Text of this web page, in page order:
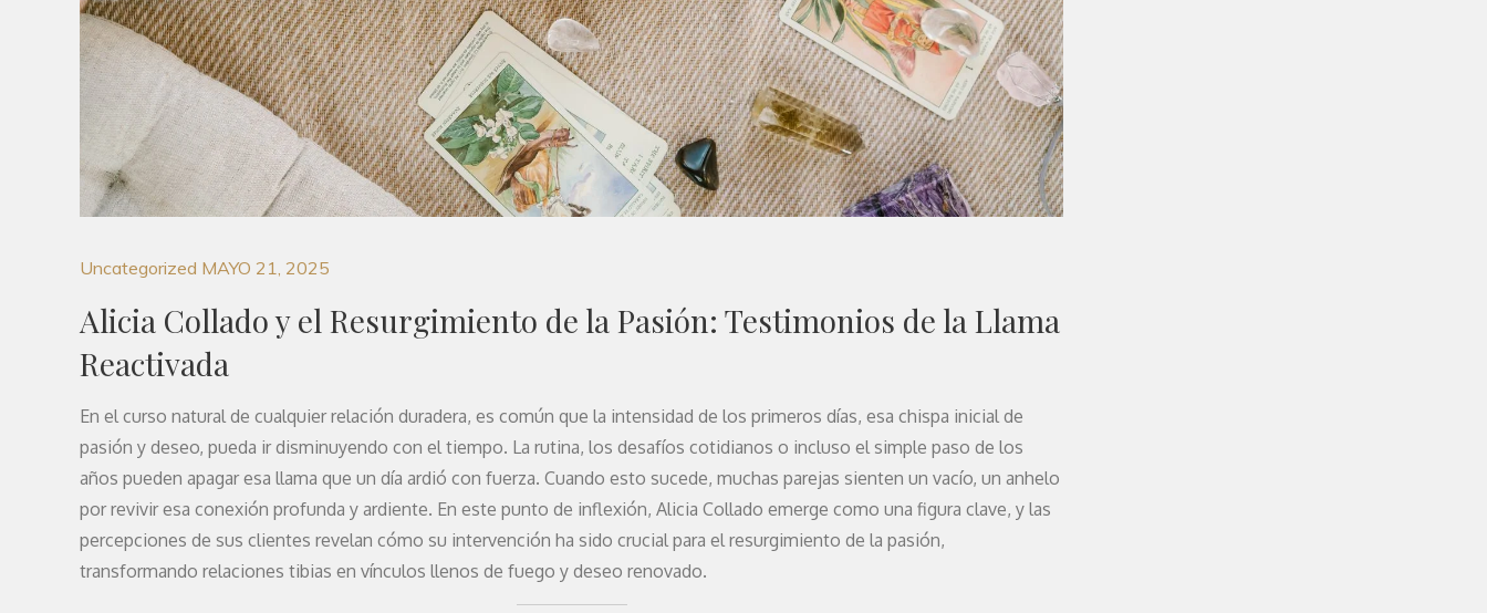
Uncategorized MAYO 21, 2025
Alicia Collado y el Resurgimiento de la Pasión: Testimonios de la Llama
Reactivada
En el curso natural de cualquier relación duradera, es común que la intensidad de los primeros días, esa chispa inicial de
pasión y deseo, pueda ir disminuyendo con el tiempo. La rutina, los desafíos cotidianos o incluso el simple paso de los
años pueden apagar esa llama que un día ardió con fuerza. Cuando esto sucede, muchas parejas sienten un vacío, un anhelo
por revivir esa conexión profunda y ardiente. En este punto de inflexión, Alicia Collado emerge como una figura clave, y las
percepciones de sus clientes revelan cómo su intervención ha sido crucial para el resurgimiento de la pasión,
transformando relaciones tibias en vínculos llenos de fuego y deseo renovado.